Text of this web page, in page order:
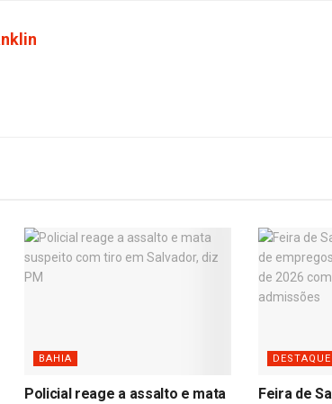
BAHIA
Policial reage a assalto e mata
DESTAQUE
Feira de